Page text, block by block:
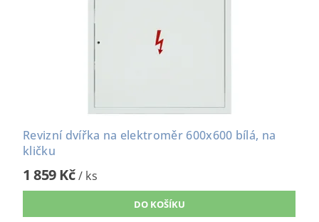
Revizní dvířka na elektroměr 600x600 bílá, na
kličku
1 859 Kč/ ks